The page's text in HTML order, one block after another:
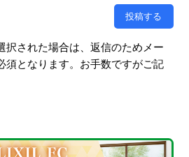
された場合は、返信のためメー
須となります。お手数ですがご記